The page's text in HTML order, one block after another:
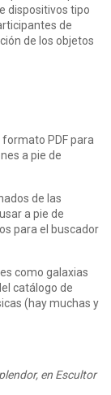
dispositivos tipo
de
de los objetos
PDF para
a pie de
de las
a pie de
para el buscador
como galaxias
catálogo de
(hay muchas y
en Escultor